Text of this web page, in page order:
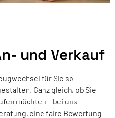
und Verkauf
für Sie so
Ganz gleich, ob Sie
möchten – bei uns
eine faire Bewertung